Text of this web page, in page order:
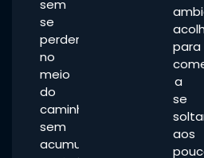
sem
se
perder
no
meio
do
caminho,
sem
acumular
para
a
se
aos